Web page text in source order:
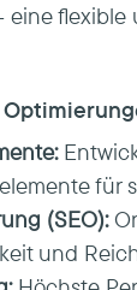
für
(SEO):
und